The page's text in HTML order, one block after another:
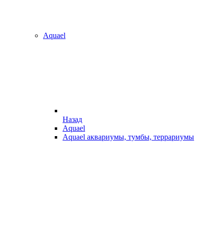
Aquael
Назад
Aquael
Aquael аквариумы, тумбы, террариумы